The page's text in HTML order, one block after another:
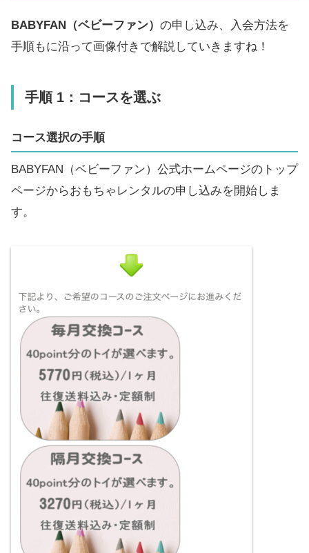
BABYFAN（ベビーファン） の申し込み、入会方法を
手順もに沿って画像付きで解説していきますね！
手順 1：コースを選ぶ
コース選択の手順
BABYFAN（ベビーファン）公式ホームページのトップ
ページからおもちゃレンタルの申し込みを開始しま
す。